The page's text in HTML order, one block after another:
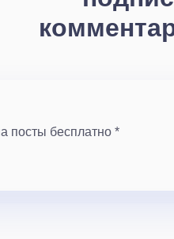
посты бесплатно *